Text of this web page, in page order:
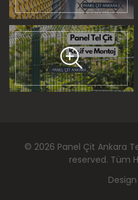
© 2026 Panel Çit Ankara
reserved. Tüm